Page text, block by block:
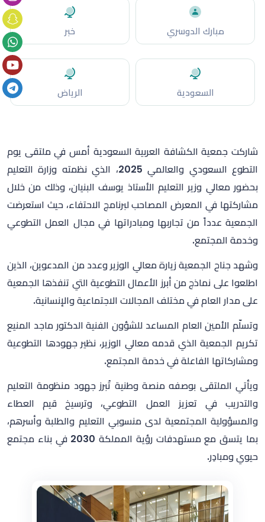
مبارك الدوسري خبر
السعودية الرياض
شاركت جمعية الكشافة العربية السعودية أمس في ملتقى يوم
التطوع السعودي والعالمي 2025، الذي نظمته وزارة التعليم
بحضور معالي وزير التعليم الأستاذ يوسف البنيان، وذلك من خلال
مشاركتها في المعرض المصاحب لبرنامج الاحتفاء، حيث استعرضت
الجمعية عدداً من تجاربها ومبادراتها في مجال العمل التطوعي
وخدمة المجتمع.
وشهد جناح الجمعية زيارة معالي الوزير وعدد من المدعوين، الذين
اطلعوا على نماذج من أبرز الأعمال التطوعية التي تنفذها الجمعية
على مدار العام في مختلف المجالات الاجتماعية والإنسانية.
وتسلّم الأمين العام المساعد للشؤون الفنية الدكتور ماجد المنيع
تكريم الجمعية الذي قدمه معالي الوزير، نظير جهودها التطوعية
ومشاركاتها الفاعلة في خدمة المجتمع.
ويأتي الملتقى بوصفه منصة وطنية تُبرز جهود منظومة التعليم
والتدريب في تعزيز العمل التطوعي، وترسيخ قيم العطاء
والمسؤولية المجتمعية لدى منسوبي التعليم والطلبة وأسرهم،
بما يتسق مع مستهدفات رؤية المملكة 2030 في بناء مجتمع
حيوي ومبادِر.